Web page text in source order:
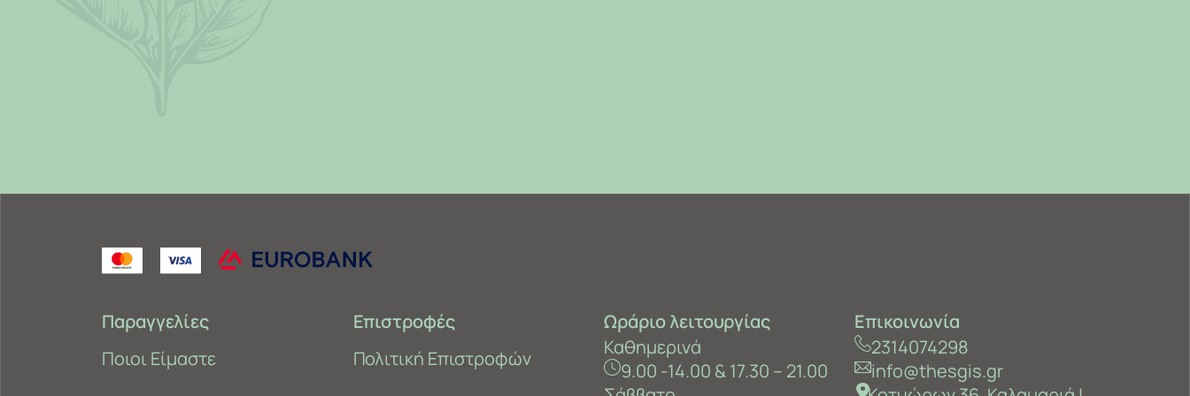
Παραγγελίες
Ποιοι Είμαστε
Επιστροφές
Πολιτική Επιστροφών
Ωράριο λειτουργίας
Καθημερινά
9.00 -14.00 & 17.30 – 21.00
Επικοινωνία
2314074298
info@thesgis.gr